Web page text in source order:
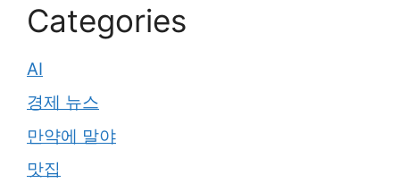
Categories
AI
경제 뉴스
만약에 말야
맛집